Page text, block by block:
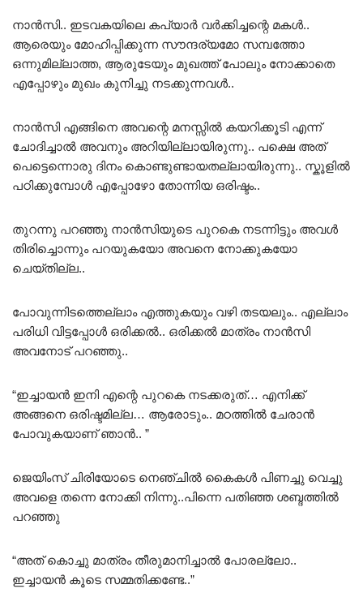
നാൻസി.. ഇടവകയിലെ കപ്യാർ വർക്കിച്ചന്റെ മകൾ..
ആരെയും മോഹിപ്പിക്കുന്ന സൗന്ദര്യമോ സമ്പത്തോ
ഒന്നുമില്ലാത്ത, ആരുടേയും മുഖത്ത് പോലും നോക്കാതെ
എപ്പോഴും മുഖം കുനിച്ചു നടക്കുന്നവൾ..
നാൻസി എങ്ങിനെ അവന്റെ മനസ്സിൽ കയറിക്കൂടി എന്ന്
ചോദിച്ചാൽ അവനും അറിയില്ലായിരുന്നു.. പക്ഷെ അത്‌
പെട്ടെന്നൊരു ദിനം കൊണ്ടുണ്ടായതല്ലായിരുന്നു.. സ്കൂളിൽ
പഠിക്കുമ്പോൾ എപ്പോഴോ തോന്നിയ ഒരിഷ്ടം..
തുറന്നു പറഞ്ഞു നാൻസിയുടെ പുറകെ നടന്നിട്ടും അവൾ
തിരിച്ചൊന്നും പറയുകയോ അവനെ നോക്കുകയോ
ചെയ്തില്ല..
പോവുന്നിടത്തെല്ലാം എത്തുകയും വഴി തടയലും.. എല്ലാം
പരിധി വിട്ടപ്പോൾ ഒരിക്കൽ.. ഒരിക്കൽ മാത്രം നാൻസി
അവനോട് പറഞ്ഞു..
“ഇച്ചായൻ ഇനി എന്റെ പുറകെ നടക്കരുത്… എനിക്ക്
അങ്ങനെ ഒരിഷ്ടമില്ല… ആരോടും.. മഠത്തിൽ ചേരാൻ
പോവുകയാണ് ഞാൻ.. ”
ജെയിംസ് ചിരിയോടെ നെഞ്ചിൽ കൈകൾ പിണച്ചു വെച്ചു
അവളെ തന്നെ നോക്കി നിന്നു..പിന്നെ പതിഞ്ഞ ശബ്ദത്തിൽ
പറഞ്ഞു
“അത്‌ കൊച്ചു മാത്രം തീരുമാനിച്ചാൽ പോരല്ലോ..
ഇച്ചായൻ കൂടെ സമ്മതിക്കണ്ടേ..”